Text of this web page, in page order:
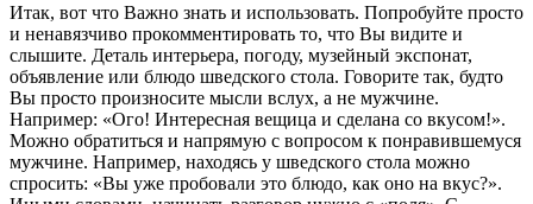
Итак, вот что Важно знать и использовать. Попробуйте просто
и ненавязчиво прокомментировать то, что Вы видите и
слышите. Деталь интерьера, погоду, музейный экспонат,
объявление или блюдо шведского стола. Говорите так, будто
Вы просто произносите мысли вслух, а не мужчине.
Например: «Ого! Интересная вещица и сделана со вкусом!».
Можно обратиться и напрямую с вопросом к понравившемуся
мужчине. Например, находясь у шведского стола можно
спросить: «Вы уже пробовали это блюдо, как оно на вкус?».